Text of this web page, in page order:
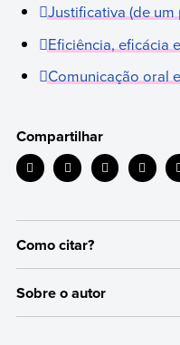
Justificativa (de
Eficiência, eficácia
Comunicação oral
Compartilhar
Como citar?
dar crédito aos respectivos
disso, permite que os
Sobre o autor